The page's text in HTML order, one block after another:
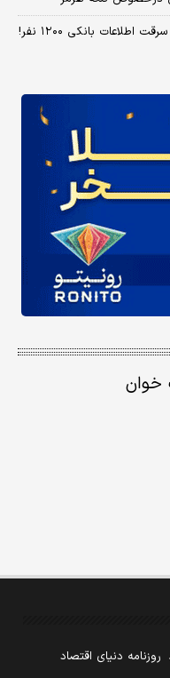
بانکی ۱۲۰۰ نفر!
خوان
روزنامه دنیای اقتصاد